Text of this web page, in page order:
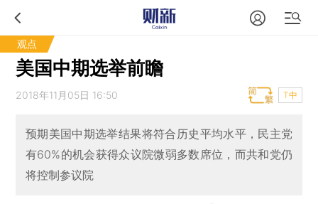
观点
美国中期选举前瞻
2018年11月05日 16:50 T中
预期美国中期选举结果将符合历史平均水平，民主党
有60%的机会获得众议院微弱多数席位，而共和党仍
将控制参议院